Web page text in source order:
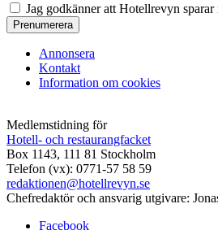
Jag godkänner att Hotellrevyn
Annonsera
Kontakt
Information om cookies
Medlemstidning för
Hotell- och restaurangfacket
Box 1143, 111 81 Stockholm
Telefon (vx): 0771-57 58 59
redaktionen@hotellrevyn.se
Chefredaktör och ansvarig utgivare:
Facebook